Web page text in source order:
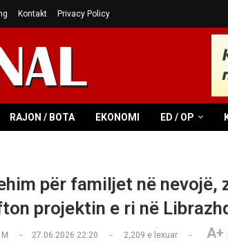
Kontakt Privacy Policy
RAJON / BOTA EKONOMI ED / OP
për familjet në nevojë,
projektin e ri në
27.06.2026 22:20 2,209 e lexuar A+